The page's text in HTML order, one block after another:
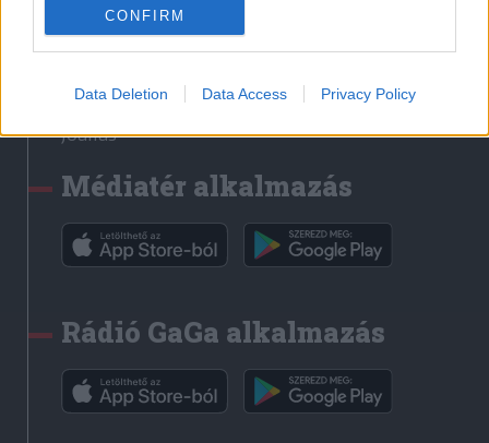
CONFIRM
Data Deletion Data Access Privacy Policy
Erdélyi Napló
Főtér
Rádió GaGa
Jóállás
Médiatér alkalmazás
Rádió GaGa alkalmazás